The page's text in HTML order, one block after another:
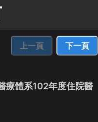
上一頁 下一頁
療體系102年度住院醫